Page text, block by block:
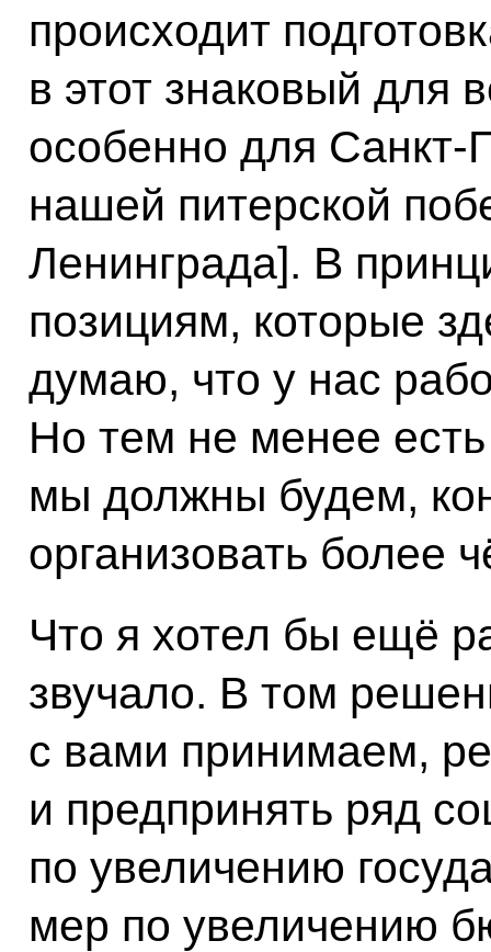
происходит
в этот знаковый для
особенно для Санкт-
нашей питерской
Ленинграда]. В
позициям, которые
думаю, что у нас
Но тем не менее
мы должны будем,
организовать более
Что я хотел бы ещё
звучало. В том
с вами принимаем,
и предпринять ряд
по увеличению
мер по увеличению